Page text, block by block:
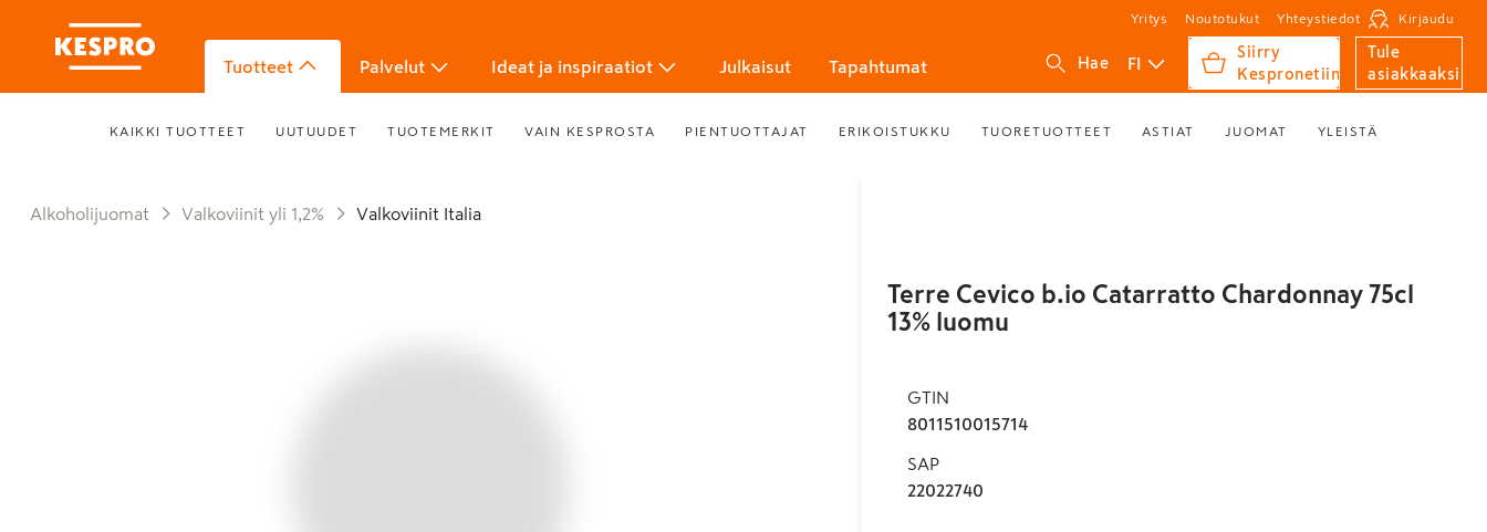
Yritys Noutotukut Yhteystiedot Kirjaudu
Tuotteet Palvelut Ideat ja inspiraatiot Julkaisut Tapahtumat Hae FI
Siirry
Kespronetiin
Tule
asiakkaaksi
KAIKKI TUOTTEET UUTUUDET TUOTEMERKIT VAIN KESPROSTA PIENTUOTTAJAT ERIKOISTUKKU TUORETUOTTEET ASTIAT JUOMAT YLEISTÄ
Alkoholijuomat Valkoviinit yli 1,2% Valkoviinit Italia
Terre Cevico b.io Catarratto Chardonnay 75cl
13% luomu
GTIN
8011510015714
SAP
22022740